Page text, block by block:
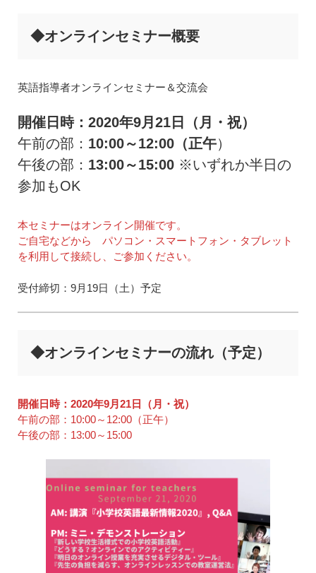
◆オンラインセミナー概要
英語指導者オンラインセミナー＆交流会
開催日時：2020年9月21日（月・祝）
午前の部： 10:00～12:00（正午）
午後の部： 13:00～15:00 ※いずれか半日の
参加もOK
本セミナーはオンライン開催です。
ご自宅などから パソコン・スマートフォン・タブレット
を利用して接続し、ご参加ください。
受付締切：9月19日（土）予定
◆オンラインセミナーの流れ（予定）
開催日時：2020年9月21日（月・祝）
午前の部：10:00～12:00（正午）
午後の部：13:00～15:00